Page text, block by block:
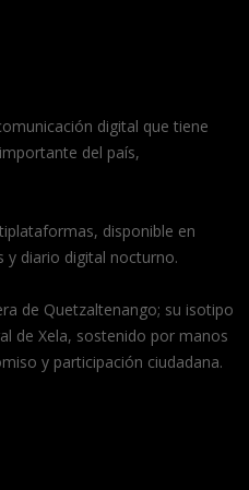
digital que tiene
del país,
disponible en
y diario digital nocturno.
de Quetzaltenango; su isotipo
de Xela, sostenido por manos
y participación ciudadana.